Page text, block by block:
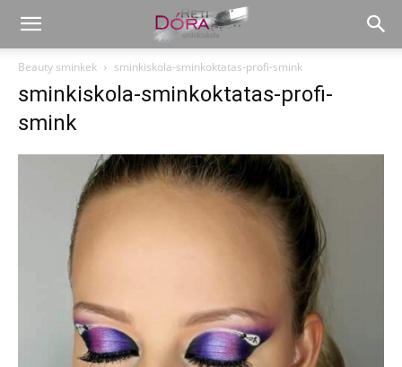
Beauty sminkek sminkiskola-sminkoktatas-profi-smink
sminkiskola-sminkoktatas-profi-
smink